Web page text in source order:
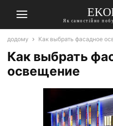
Як самостійно
додому Как выбрать фасадное
Как выбрать
освещение